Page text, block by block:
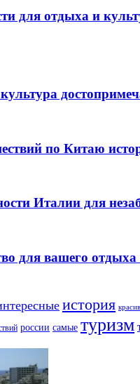
для отдыха и
по Китаю
Италии для
для вашего отдыха
история
россии самые туризм